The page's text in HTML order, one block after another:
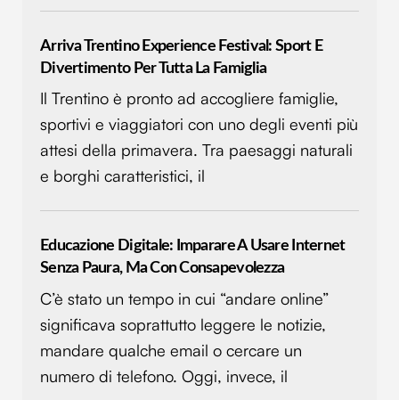
Utilizziamo i cookie per personalizzare contenuti ed
analizzare il nostro traffico. Condividiamo inoltre
informazioni sul modo in cui utilizzi il nostro sito con i
nostri partner che si occupano di analisi dei dati web,
pubblicità e social media, i quali potrebbero combinarle
con altre informazioni che hai fornito loro o che hanno
raccolto dal tuo utilizzo dei loro servizi.
Arriva Trentino Experience Festival: Sport E
Divertimento Per Tutta La Famiglia
Il Trentino è pronto ad accogliere famiglie,
sportivi e viaggiatori con uno degli eventi più
attesi della primavera. Tra paesaggi naturali
e borghi caratteristici, il
Educazione Digitale: Imparare A Usare Internet
Senza Paura, Ma Con Consapevolezza
C’è stato un tempo in cui “andare online”
significava soprattutto leggere le notizie,
mandare qualche email o cercare un
numero di telefono. Oggi, invece, il